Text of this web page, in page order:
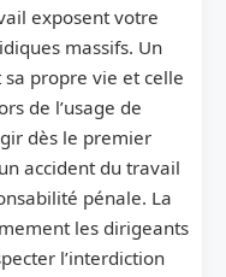
exposent votre
massifs. Un
propre vie et celle
de l’usage de
dès le premier
accident du travail
pénale. La
les dirigeants
l’interdiction